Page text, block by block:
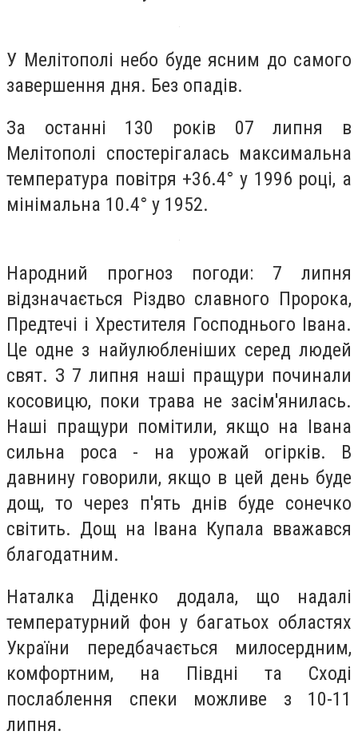
У Мелітополі небо буде ясним до самого
завершення дня. Без опадів.
За останні 130 років 07 липня в
Мелітополі спостерігалась максимальна
температура повітря +36.4° у 1996 році, а
мінімальна 10.4° у 1952.
Народний прогноз погоди: 7 липня
відзначається Різдво славного Пророка,
Предтечі і Хрестителя Господнього Івана.
Це одне з найулюбленіших серед людей
свят. З 7 липня наші пращури починали
косовицю, поки трава не засім'янилась.
Наші пращури помітили, якщо на Івана
сильна роса - на урожай огірків. В
давнину говорили, якщо в цей день буде
дощ, то через п'ять днів буде сонечко
світить. Дощ на Івана Купала вважався
благодатним.
Наталка Діденко додала, що надалі
температурний фон у багатьох областях
України передбачається милосердним,
комфортним, на Півдні та Сході
послаблення спеки можливе з 10-11
липня.